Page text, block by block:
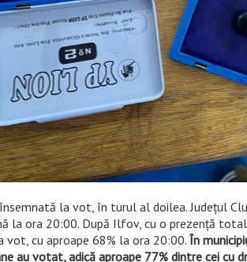
la vot, în turul al doilea. Județul
la ora 20:00. După Ilfov, cu o prezență
vot, cu aproape 68% la ora 20:00. În
au votat, adică aproape 77% dintre cei cu